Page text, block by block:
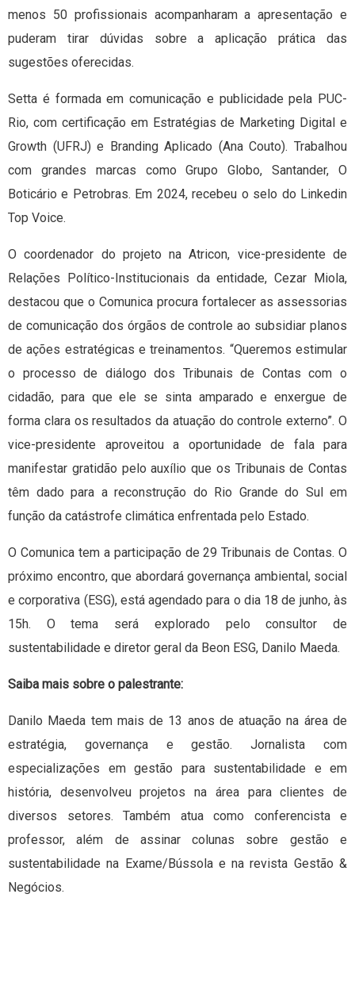
menos 50 profissionais acompanharam a apresentação e
puderam tirar dúvidas sobre a aplicação prática das
sugestões oferecidas.
Setta é formada em comunicação e publicidade pela PUC-
Rio, com certificação em Estratégias de Marketing Digital e
Growth (UFRJ) e Branding Aplicado (Ana Couto). Trabalhou
com grandes marcas como Grupo Globo, Santander, O
Boticário e Petrobras. Em 2024, recebeu o selo do Linkedin
Top Voice.
O coordenador do projeto na Atricon, vice-presidente de
Relações Político-Institucionais da entidade, Cezar Miola,
destacou que o Comunica procura fortalecer as assessorias
de comunicação dos órgãos de controle ao subsidiar planos
de ações estratégicas e treinamentos. “Queremos estimular
o processo de diálogo dos Tribunais de Contas com o
cidadão, para que ele se sinta amparado e enxergue de
forma clara os resultados da atuação do controle externo”. O
vice-presidente aproveitou a oportunidade de fala para
manifestar gratidão pelo auxílio que os Tribunais de Contas
têm dado para a reconstrução do Rio Grande do Sul em
função da catástrofe climática enfrentada pelo Estado.
O Comunica tem a participação de 29 Tribunais de Contas. O
próximo encontro, que abordará governança ambiental, social
e corporativa (ESG), está agendado para o dia 18 de junho, às
15h. O tema será explorado pelo consultor de
sustentabilidade e diretor geral da Beon ESG, Danilo Maeda.
Saiba mais sobre o palestrante:
Danilo Maeda tem mais de 13 anos de atuação na área de
estratégia, governança e gestão. Jornalista com
especializações em gestão para sustentabilidade e em
história, desenvolveu projetos na área para clientes de
diversos setores. Também atua como conferencista e
professor, além de assinar colunas sobre gestão e
sustentabilidade na Exame/Bússola e na revista Gestão &
Negócios.